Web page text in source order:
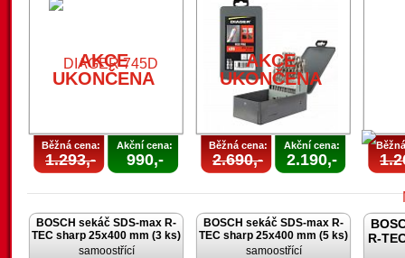
AKCE
UKONČENA
AKCE
UKONČENA
Běžná cena:
1.293,-
Akční cena:
990,-
AKCE
UKONČENA
Běžná cena:
2.690,-
Akční cena:
2.190,-
BOSCH sekáč SDS-max R-
TEC sharp 25x400 mm (3 ks)
samoostřící
BOSCH sekáč SDS-max R-
TEC sharp 25x400 mm (5 ks)
samoostřící
R-